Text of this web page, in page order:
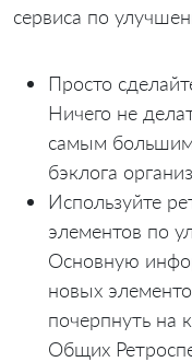
сервиса по
Просто
Ничего не
самым
бэклога
Используйте
элементов по
Основную
новых
почерпнуть на
Общих